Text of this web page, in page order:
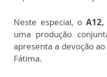
Neste especial, o A12,
uma produção
apresenta a devoção
Fátima.